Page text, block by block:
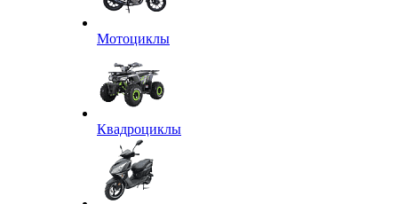
Мотоциклы
Квадроциклы